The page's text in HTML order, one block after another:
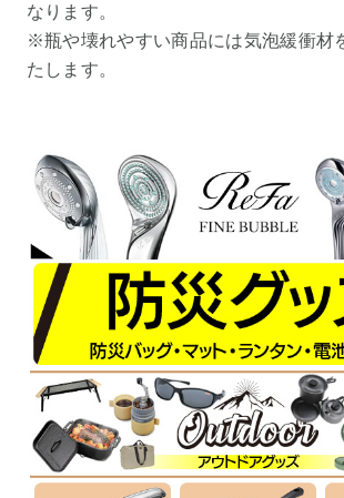
なります。
※瓶や壊れやすい商品には気泡緩衝材
たします。